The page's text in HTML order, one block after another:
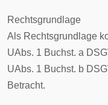
Rechtsgrundlage
Als Rechtsgrundlage
UAbs. 1 Buchst. a
UAbs. 1 Buchst. b
Betracht.